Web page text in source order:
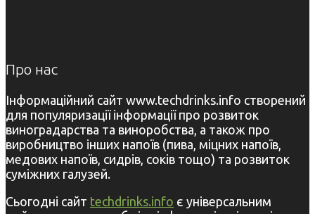
Про нас
Інформаційний сайт www.techdrinks.info створений
для популяризації інформації про розвиток
виноградарства та виноробства, а також про
виробництво інших напоїв (пива, міцних напоїв,
медових напоїв, сидрів, соків тощо) та розвиток
суміжних галузей.
Сьогодні сайт techdrinks.info є універсальним